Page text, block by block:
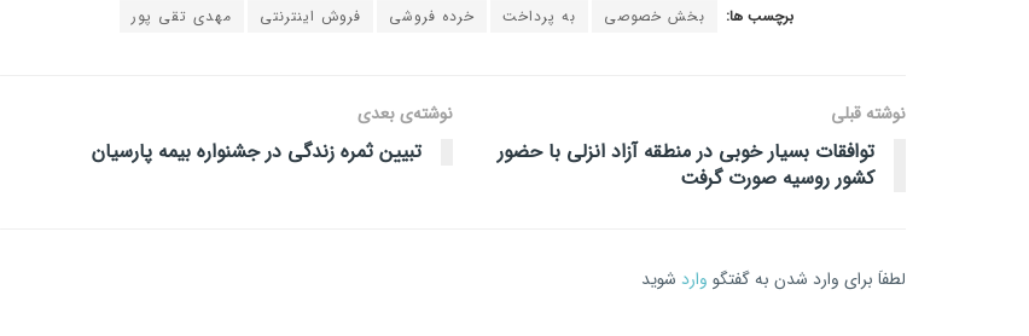
برچسب ها: بخش خصوصی به پرداخت خرده فروشی فروش اینترنتی مهدی تقی پور
نوشته قبلی
توافقات بسیار خوبی در منطقه آزاد انزلی با حضور
کشور روسیه صورت گرفت
نوشته‌ی بعدی
تبیین ثمره زندگی در جشنواره بیمه پارسیان
لطفاَ برای وارد شدن به گفتگو وارد شوید